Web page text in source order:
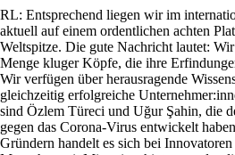
RL: Entsprechend liegen wir im
aktuell auf einem ordentlichen achten
Weltspitze. Die gute Nachricht lautet:
Menge kluger Köpfe, die ihre
Wir verfügen über herausragende
gleichzeitig erfolgreiche
sind Özlem Türeci und Uğur Şahin, die
gegen das Corona-Virus entwickelt
Gründern handelt es sich bei